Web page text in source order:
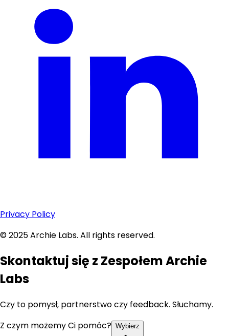
Privacy Policy
© 2025 Archie Labs. All rights reserved.
Skontaktuj się z Zespołem Archie
Labs
Czy to pomysł, partnerstwo czy feedback. Słuchamy.
Z czym możemy Ci pomóc? Wybierz